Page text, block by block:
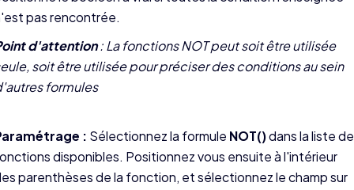
pas rencontrée.
d'attention: La fonctions NOT peut soit être utilisée
soit être utilisée pour préciser des conditions au sein
formules
: Sélectionnez la formule NOT()dans la liste
disponibles. Positionnez vous ensuite à l'intérieur
parenthèses de la fonction, et sélectionnez le champ sur